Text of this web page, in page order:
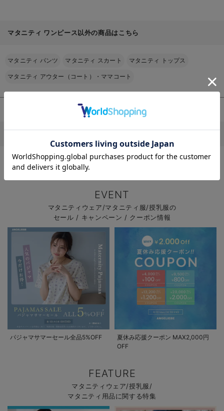
お買い物を続ける カートへ進む
RELATED ITEMS
関連商品
¥4,928(税込)
マタニティ ワンピース以外の商品はこちら
マタニティ パンツ マタニティ スカート マタニティ トップス
マタニティ アウター（コート）・ママコート
マタニティのTOPページはこちら
EVENT
マタニティウェア/マタニティ服/授乳服の
セール / キャンペーン / クーポン情報
パジャマサマーセール全品5%OFF
夏休み応援クーポン MAX2,000円
OFF
FEATURE
マタニティウェア/授乳服/
マタニティ用品に関する特集
お気に入り商品を確認する